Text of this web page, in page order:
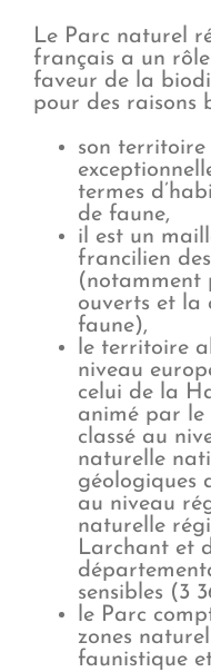
Le Parc naturel
français a un
faveur de la
pour des raisons
son territoire
termes
de faune,
il est un
francilien
(notamment
ouverts et la
faune),
le territoire
niveau
celui de la
animé par le
classé au
naturelle
géologiques
au niveau
naturelle
Larchant et
sensibles (3
le Parc
zones
faunistique